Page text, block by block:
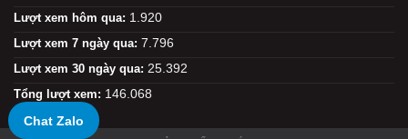
Lượt xem hôm qua: 1.920
Lượt xem 7 ngày qua: 7.796
Lượt xem 30 ngày qua: 25.392
Tổng lượt xem: 146.068
Chat Zalo